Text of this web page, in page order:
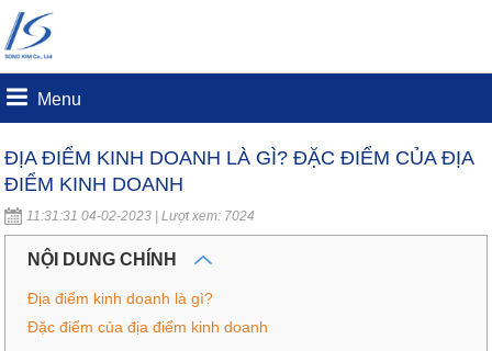
Menu
ĐỊA ĐIỂM KINH DOANH LÀ GÌ? ĐẶC ĐIỂM CỦA ĐỊA
ĐIỂM KINH DOANH
11:31:31 04-02-2023 | Lượt xem: 7024
NỘI DUNG CHÍNH
Địa điểm kinh doanh là gì?
Đặc điểm của địa điểm kinh doanh